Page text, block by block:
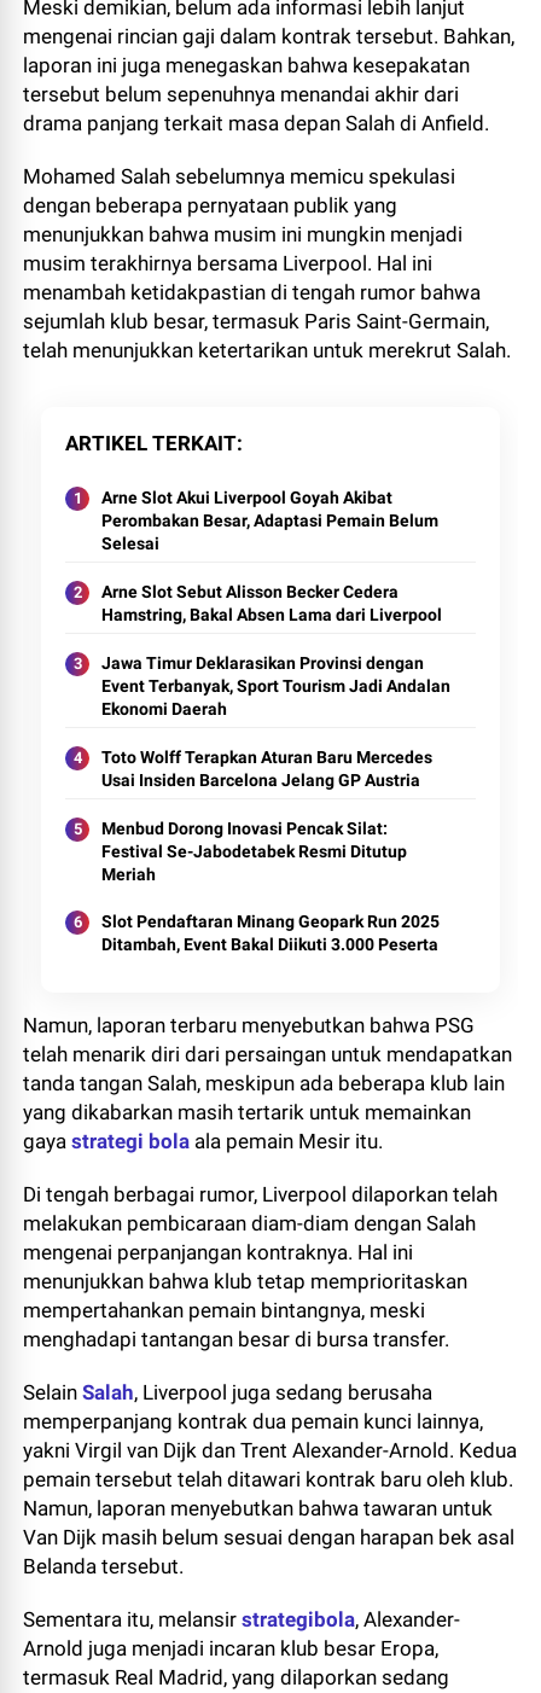
Meski demikian, belum ada informasi lebih lanjut
mengenai rincian gaji dalam kontrak tersebut. Bahkan,
laporan ini juga menegaskan bahwa kesepakatan
tersebut belum sepenuhnya menandai akhir dari
drama panjang terkait masa depan Salah di Anfield.
Mohamed Salah sebelumnya memicu spekulasi
dengan beberapa pernyataan publik yang
menunjukkan bahwa musim ini mungkin menjadi
musim terakhirnya bersama Liverpool. Hal ini
menambah ketidakpastian di tengah rumor bahwa
sejumlah klub besar, termasuk Paris Saint-Germain,
telah menunjukkan ketertarikan untuk merekrut Salah.
ARTIKEL TERKAIT
Arne Slot Akui Liverpool Goyah Akibat
Perombakan Besar, Adaptasi Pemain Belum
Selesai
Arne Slot Sebut Alisson Becker Cedera
Hamstring, Bakal Absen Lama dari Liverpool
Jawa Timur Deklarasikan Provinsi dengan
Event Terbanyak, Sport Tourism Jadi Andalan
Ekonomi Daerah
Toto Wolff Terapkan Aturan Baru Mercedes
Usai Insiden Barcelona Jelang GP Austria
Menbud Dorong Inovasi Pencak Silat:
Festival Se-Jabodetabek Resmi Ditutup
Meriah
Slot Pendaftaran Minang Geopark Run 2025
Ditambah, Event Bakal Diikuti 3.000 Peserta
Namun, laporan terbaru menyebutkan bahwa PSG
telah menarik diri dari persaingan untuk mendapatkan
tanda tangan Salah, meskipun ada beberapa klub lain
yang dikabarkan masih tertarik untuk memainkan
gayastrategi bola ala pemain Mesir itu.
Di tengah berbagai rumor, Liverpool dilaporkan telah
melakukan pembicaraan diam-diam dengan Salah
mengenai perpanjangan kontraknya. Hal ini
menunjukkan bahwa klub tetap memprioritaskan
mempertahankan pemain bintangnya, meski
menghadapi tantangan besar di bursa transfer.
SelainSalah, Liverpool juga sedang berusaha
memperpanjang kontrak dua pemain kunci lainnya,
yakni Virgil van Dijk dan Trent Alexander-Arnold. Kedua
pemain tersebut telah ditawari kontrak baru oleh klub.
Namun, laporan menyebutkan bahwa tawaran untuk
Van Dijk masih belum sesuai dengan harapan bek asal
Belanda tersebut.
Sementara itu, melansirstrategibola, Alexander-
Arnold juga menjadi incaran klub besar Eropa,
termasuk Real Madrid, yang dilaporkan sedang